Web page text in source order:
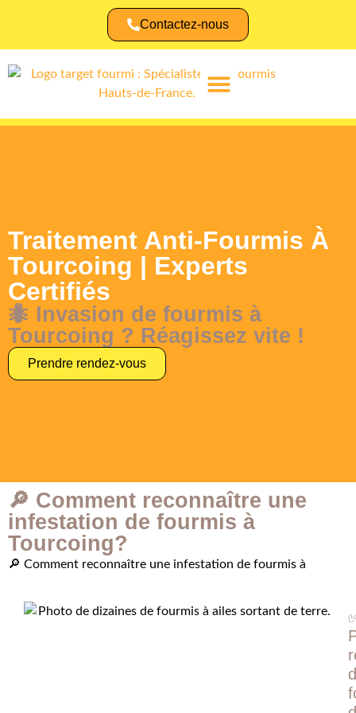
Contactez-nous
Traitement Anti-Fourmis À
Tourcoing | Experts
Certifiés
🐜 Invasion de fourmis à
Tourcoing ? Réagissez vite !
Prendre rendez-vous
🔎 Comment reconnaître une
infestation de fourmis à
Tourcoing?
🔎 Comment reconnaître une infestation de fourmis à